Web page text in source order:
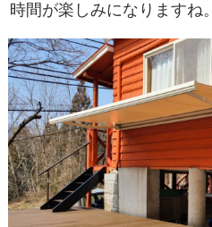
時間が楽しみになりますね。